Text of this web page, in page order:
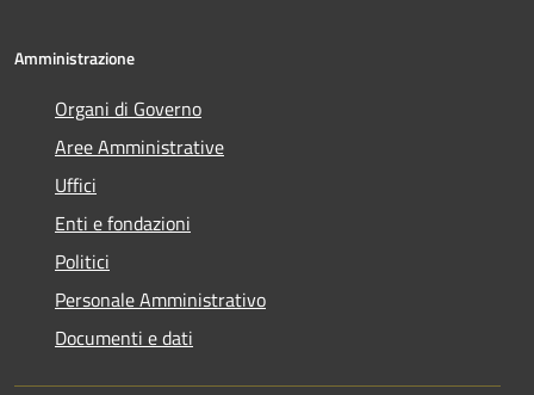
Amministrazione
Organi di Governo
Aree Amministrative
Uffici
Enti e fondazioni
Politici
Personale Amministrativo
Documenti e dati